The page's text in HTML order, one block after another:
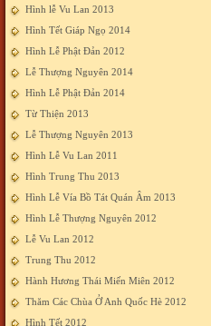
Hình lễ Vu Lan 2013
Hình Tết Giáp Ngọ 2014
Hình Lễ Phật Đản 2012
Lễ Thượng Nguyên 2014
Hình Lễ Phật Đản 2014
Từ Thiện 2013
Lễ Thượng Nguyên 2013
Hình Lễ Vu Lan 2011
Hình Trung Thu 2013
Hình Lễ Vía Bồ Tát Quán Âm 2013
Hình Lễ Thượng Nguyên 2012
Lễ Vu Lan 2012
Trung Thu 2012
Hành Hương Thái Miến Miên 2012
Thăm Các Chùa Ở Anh Quốc Hè 2012
Hình Tết 2012